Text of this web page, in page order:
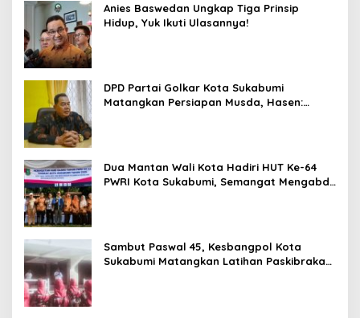
Anies Baswedan Ungkap Tiga Prinsip
Hidup, Yuk Ikuti Ulasannya!
DPD Partai Golkar Kota Sukabumi
Matangkan Persiapan Musda, Hasen:
Dua Mantan Wali Kota Hadiri HUT Ke-64
PWRI Kota Sukabumi, Semangat Mengabdi
Sambut Paswal 45, Kesbangpol Kota
Sukabumi Matangkan Latihan Paskibraka